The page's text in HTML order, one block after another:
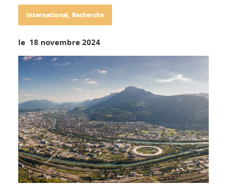
International, Recherche
le 18 novembre 2024